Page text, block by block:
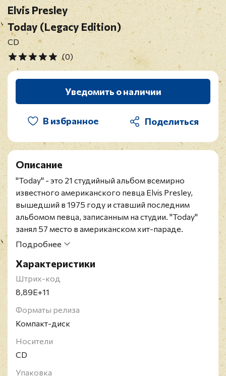
Elvis Presley
Today (Legacy Edition)
CD
(0)
Уведомить о наличии
В избранное
Описание
"Today" - это 21 студийный альбом всемирно
известного американского певца Elvis Presley,
вышедший в 1975 году и ставший последним
альбомом певца, записанным на студии. "Today"
занял 57 место в американском хит-параде.
Данное издание приурочено к 40-летней
оригинального альбома издание содержит
дополнительные миксы, а также пересведенные
живые записи 1975 года. Кроме этого в комплект
редкими фотографиями.
Американский музыкант и актер Elvis Presley,
получивший прозвище "Король рок-н-ролла",
считается одним из самых коммерчески успешных
Подробнее
Характеристики
Штрих-код
8,89E+11
Форматы релиза
Компакт-диск
Носители
CD
Упаковка